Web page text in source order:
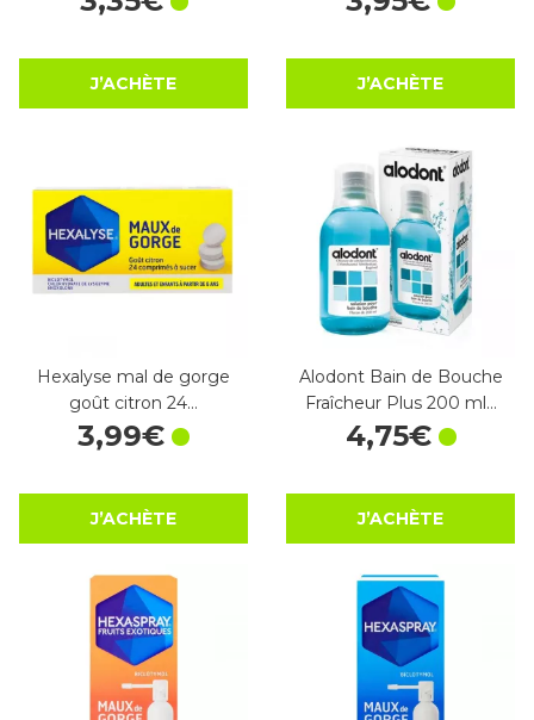
J’ACHÈTE J’ACHÈTE
Hexalyse mal de gorge
goût citron 24…
3,99€
J’ACHÈTE
Alodont Bain de Bouche
Fraîcheur Plus 200 ml…
4,75€
J’ACHÈTE